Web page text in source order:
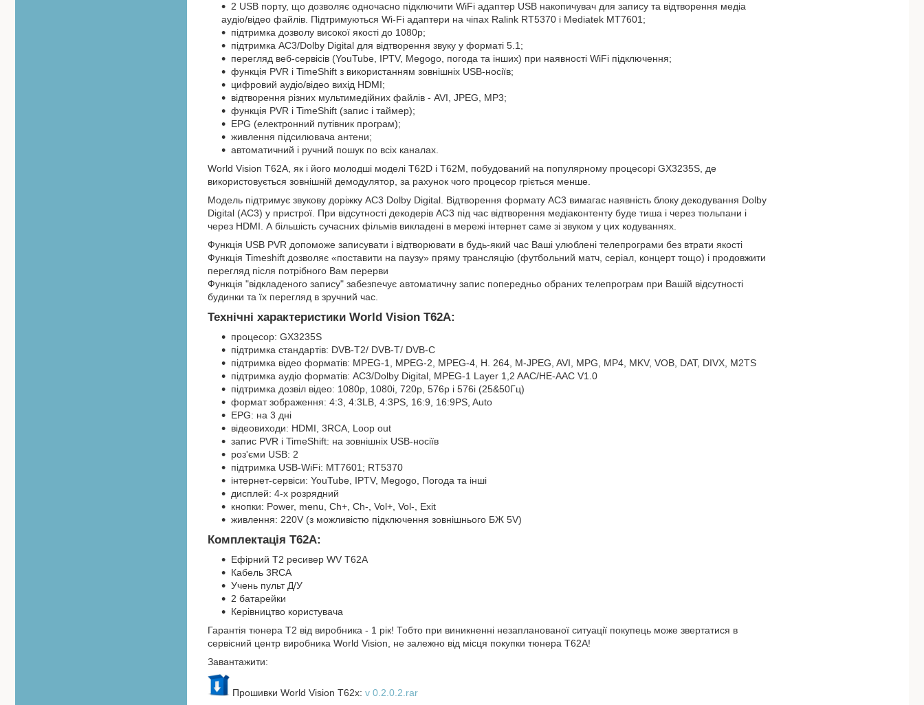
2 USB порту, що дозволяє одночасно підключити WiFi адаптер USB накопичувач для запису та відтворення медіа
аудіо/відео файлів. Підтримуються Wi-Fi адаптери на чіпах Ralink RT5370 і Mediatek MT7601;
підтримка дозволу високої якості до 1080p;
підтримка АС3/Dolby Digital для відтворення звуку у форматі 5.1;
перегляд веб-сервісів (YouTube, IPTV, Megogo, погода та інших) при наявності WiFi підключення;
функція PVR і TimeShift з використанням зовнішніх USB-носіїв;
цифровий аудіо/відео вихід HDMI;
відтворення різних мультимедійних файлів - AVI, JPEG, MP3;
функція PVR і TimeShift (запис і таймер);
EPG (електронний путівник програм);
живлення підсилювача антени;
автоматичний і ручний пошук по всіх каналах.
World Vision T62A, як і його молодші моделі T62D і T62M, побудований на популярному процесорі GX3235S, де
використовується зовнішній демодулятор, за рахунок чого процесор гріється менше.
Модель підтримує звукову доріжку AC3 Dolby Digital. Відтворення формату AC3 вимагає наявність блоку декодування Dolby
Digital (AC3) у пристрої. При відсутності декодерів AC3 під час відтворення медіаконтенту буде тиша і через тюльпани і
через HDMI. А більшість сучасних фільмів викладені в мережі інтернет саме зі звуком у цих кодуваннях.
Функція USB PVR допоможе записувати і відтворювати в будь-який час Ваші улюблені телепрограми без втрати якості
Функція Timeshift дозволяє «поставити на паузу» пряму трансляцію (футбольний матч, серіал, концерт тощо) і продовжити
перегляд після потрібного Вам перерви
Функція "відкладеного запису" забезпечує автоматичну запис попередньо обраних телепрограм при Вашій відсутності
будинки та їх перегляд в зручний час.
Технічні характеристики World Vision T62A:
процесор: GX3235S
підтримка стандартів: DVB-T2/ DVB-T/ DVB-C
підтримка відео форматів: MPEG-1, MPEG-2, MPEG-4, H. 264, M-JPEG, AVI, MPG, MP4, MKV, VOB, DAT, DIVX, M2TS
підтримка аудіо форматів: АС3/Dolby Digital, MPEG-1 Layer 1,2 AAC/HE-AAC V1.0
підтримка дозвіл відео: 1080p, 1080i, 720p, 576p і 576i (25&50Гц)
формат зображення: 4:3, 4:3LB, 4:3PS, 16:9, 16:9PS, Auto
EPG: на 3 дні
відеовиходи: HDMI, 3RCA, Loop out
запис PVR і TimeShift: на зовнішніх USB-носіїв
роз'єми USB: 2
підтримка USB-WiFi: MT7601; RT5370
інтернет-сервіси: YouTube, IPTV, Megogo, Погода та інші
дисплей: 4-х розрядний
кнопки: Power, menu, Ch+, Ch-, Vol+, Vol-, Exit
живлення: 220V (з можливістю підключення зовнішнього БЖ 5V)
Комплектація Т62А:
Ефірний Т2 ресивер WV T62A
Кабель 3RCA
Учень пульт Д/У
2 батарейки
Керівництво користувача
Гарантія тюнера Т2 від виробника - 1 рік! Тобто при виникненні незапланованої ситуації покупець може звертатися в
сервісний центр виробника World Vision, не залежно від місця покупки тюнера Т62А!
Завантажити:
Прошивки World Vision T62x: v 0.2.0.2.rar